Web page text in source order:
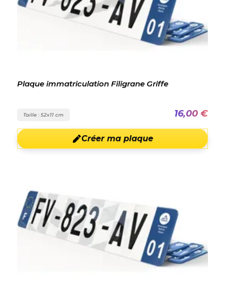
Plaque immatriculation Filigrane Griffe
Taille : 52x11 cm 16,00 €
Créer ma plaque